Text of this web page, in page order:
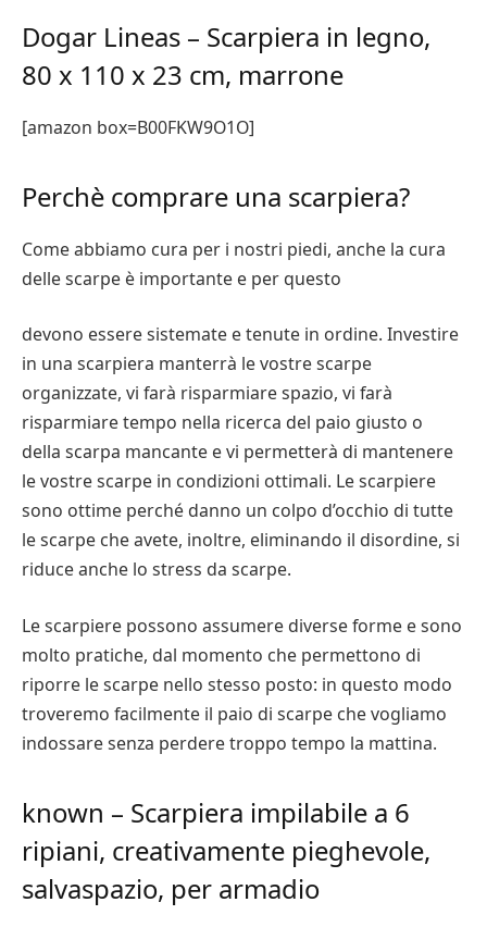
Dogar Lineas – Scarpiera in legno,
80 x 110 x 23 cm, marrone
[amazon box=B00FKW9O1O]
Perchè comprare una scarpiera?
Come abbiamo cura per i nostri piedi, anche la cura
delle scarpe è importante e per questo
devono essere sistemate e tenute in ordine. Investire
in una scarpiera manterrà le vostre scarpe
organizzate, vi farà risparmiare spazio, vi farà
risparmiare tempo nella ricerca del paio giusto o
della scarpa mancante e vi permetterà di mantenere
le vostre scarpe in condizioni ottimali. Le scarpiere
sono ottime perché danno un colpo d’occhio di tutte
le scarpe che avete, inoltre, eliminando il disordine, si
riduce anche lo stress da scarpe.
Le scarpiere possono assumere diverse forme e sono
molto pratiche, dal momento che permettono di
riporre le scarpe nello stesso posto: in questo modo
troveremo facilmente il paio di scarpe che vogliamo
indossare senza perdere troppo tempo la mattina.
known – Scarpiera impilabile a 6
ripiani, creativamente pieghevole,
salvaspazio, per armadio